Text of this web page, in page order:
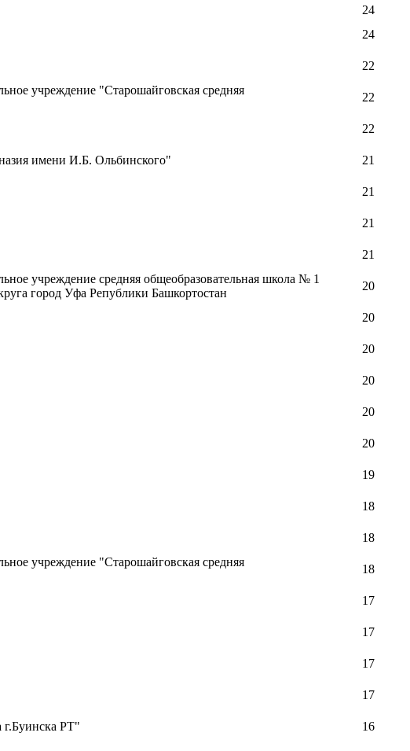
24
24
22
учреждение "Старошайговская средняя
22
22
имени И.Б. Ольбинского" 21
21
21
21
учреждение средняя общеобразовательная школа № 1
город Уфа Републики Башкортостан
20
20
20
20
20
20
19
18
18
учреждение "Старошайговская средняя
18
17
17
17
17
РТ" 16